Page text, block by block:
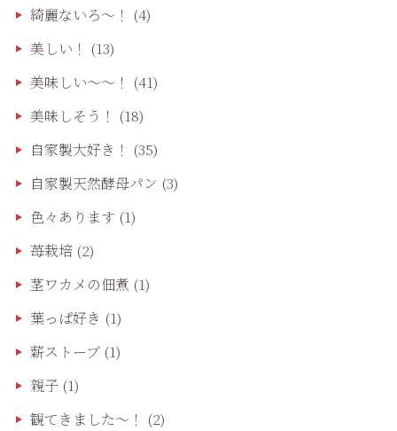
綺麗ないろ～！ (4)
美しい！ (13)
美味しい〜〜！ (41)
美味しそう！ (18)
自家製大好き！ (35)
自家製天然酵母パン (3)
色々あります (1)
苺栽培(2)
茎ワカメの佃煮 (1)
葉っぱ好き (1)
薪ストーブ(1)
親子(1)
観てきました〜！ (2)